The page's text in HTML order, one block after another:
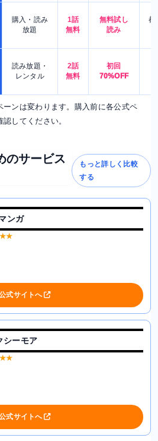
購入・読み
放題
1話
無料
無料試し
読み
都
読み放題・
レンタル
2話
無料
初回
70%OFF
ンは変わります。購入前に各公式ペ
してください。
のサービス
もっと詳しく比較
する
ンガ
式サイトへ
シーモア
式サイトへ